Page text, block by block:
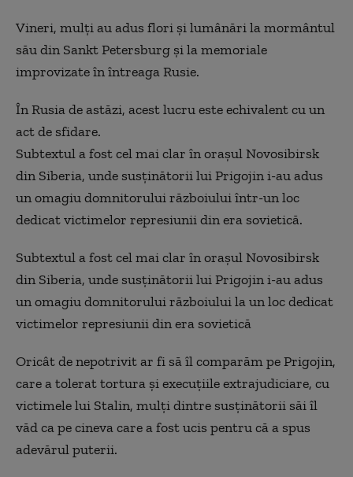
Vineri, mulți au adus flori și lumânări la mormântul
său din Sankt Petersburg și la memoriale
improvizate în întreaga Rusie.
În Rusia de astăzi, acest lucru este echivalent cu un
act de sfidare.
Subtextul a fost cel mai clar în orașul Novosibirsk
din Siberia, unde susținătorii lui Prigojin i-au adus
un omagiu domnitorului războiului într-un loc
dedicat victimelor represiunii din era sovietică.
Subtextul a fost cel mai clar în orașul Novosibirsk
din Siberia, unde susținătorii lui Prigojin i-au adus
un omagiu domnitorului războiului la un loc dedicat
victimelor represiunii din era sovietică
Oricât de nepotrivit ar fi să îl comparăm pe Prigojin,
care a tolerat tortura și execuțiile extrajudiciare, cu
victimele lui Stalin, mulți dintre susținătorii săi îl
văd ca pe cineva care a fost ucis pentru că a spus
adevărul puterii.